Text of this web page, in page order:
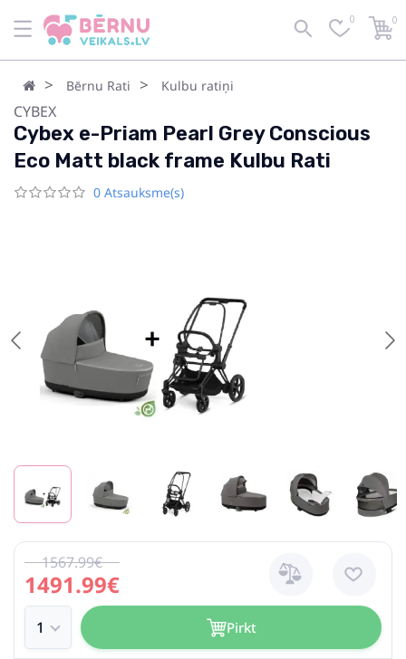
0 0
Bērnu Rati Kulbu ratiņi
CYBEX
Cybex e-Priam Pearl Grey Conscious
Eco Matt black frame Kulbu Rati
0 Atsauksme(s)
1491.99€
1567.99€
Pirkt